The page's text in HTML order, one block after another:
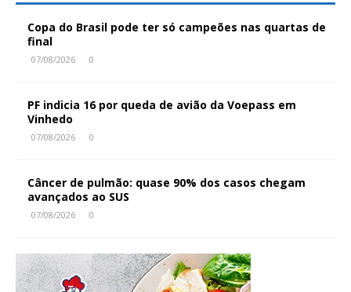
Copa do Brasil pode ter só campeões nas quartas de
final
07/08/2026 0
PF indicia 16 por queda de avião da Voepass em
Vinhedo
07/08/2026 0
Câncer de pulmão: quase 90% dos casos chegam
avançados ao SUS
07/08/2026 0